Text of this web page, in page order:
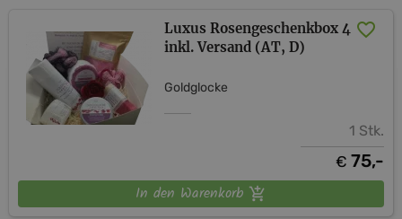
Luxus Rosengeschenkbox 4
inkl. Versand (AT, D)
Goldglocke
1 Stk.
€ 75,-
In den Warenkorb